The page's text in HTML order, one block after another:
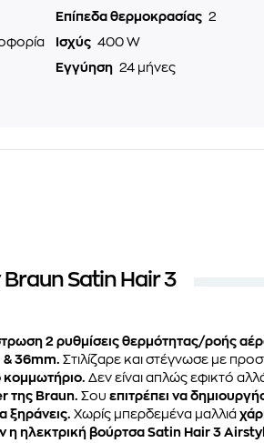
Επίπεδα θερμοκρασίας 2
Ισχύς 400 W
Εγγύηση 24 μήνες
Braun Satin Hair 3
2 ρυθμίσεις θερμότητας/ροής
& 36mm. Στιλίζαρε και στέγνωσε με
κομμωτήριο. Δεν είναι απλώς εφικτό
της Braun. Σου επιτρέπει να
ξηράνεις. Χωρίς μπερδεμένα μαλλιά
ηλεκτρική βούρτσα Satin Hair 3